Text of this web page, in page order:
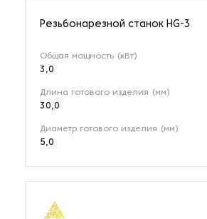
Резьбонарезной станок HG-3
Общая мощность (кВт)
3,0
Длина готового изделия (мм)
30,0
Диаметр готового изделия (мм)
5,0